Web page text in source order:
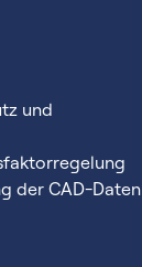
und
der CAD-Daten